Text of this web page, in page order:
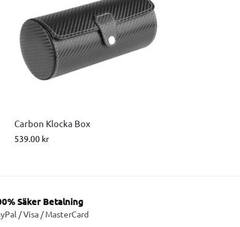
Carbon Klocka Box
539.00 kr
Säker Betalning
/ Visa / MasterCard